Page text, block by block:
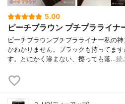
5.00
ピーチブラウン プチプラライナ
ピーチブラウンプチプラライナー私の
かわかりません。ブラックも持ってま
す。とにかく滲まない、擦っても落…続